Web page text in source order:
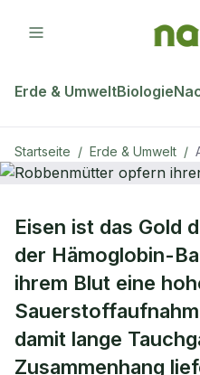
Erde & UmweltBiologie
Startseite / Erde & Umwelt /
Robbenmütter
Eisen
Eisen ist das Gold
der Hämoglobin-
ihrem Blut eine
damit lange
Zusammenhang